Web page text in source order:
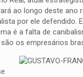
ao longo deste ano
por ele defendido.
é a falta de
os empresários